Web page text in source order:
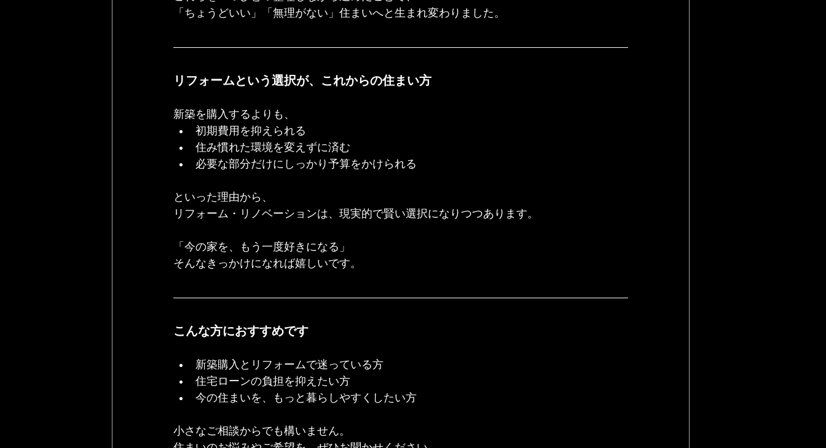
「ちょうどいい」「無理がない」住まいへと生まれ変わりました。
リフォームという選択が、これからの住まい方
新築を購入するよりも、
初期費用を抑えられる
住み慣れた環境を変えずに済む
必要な部分だけにしっかり予算をかけられる
といった理由から、
リフォーム・リノベーションは、現実的で賢い選択になりつつあります。
「今の家を、もう一度好きになる」
そんなきっかけになれば嬉しいです。
こんな方におすすめです
新築購入とリフォームで迷っている方
住宅ローンの負担を抑えたい方
今の住まいを、もっと暮らしやすくしたい方
小さなご相談からでも構いません。